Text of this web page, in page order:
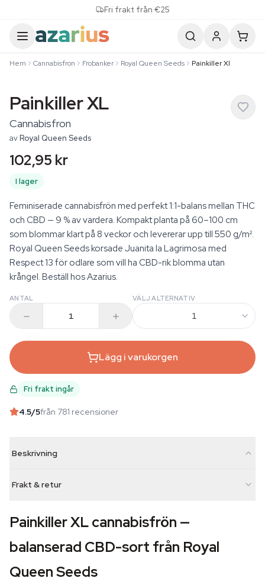
Fri frakt från €25
Hem Cannabisfron Frobanker Royal Queen Seeds Painkiller Xl
Painkiller XL
Cannabisfron
avRoyal Queen Seeds
102,95 kr
I lager
Feminiserade cannabisfrön med perfekt 1:1-balans mellan THC
och CBD — 9 % av vardera. Kompakt planta på 60–100 cm
som blommar klart på 8 veckor och levererar upp till 550 g/m².
Royal Queen Seeds korsade Juanita la Lagrimosa med
Respect 13 för odlare som vill ha CBD-rik blomma utan
krångel. Beställ hos Azarius.
ANTAL VÄLJ ALTERNATIV
1
Lägg i varukorgen
Fri frakt ingår
4.5/5från 781 recensioner
Beskrivning
Frakt & retur
Painkiller XL cannabisfrön —
balanserad CBD-sort från Royal
Queen Seeds